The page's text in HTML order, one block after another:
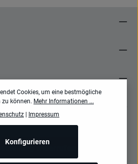
Bestellung widerrufen
Cookies, um eine bestmögliche
zu können. Mehr Informationen ...
| Impressum
Konfigurieren